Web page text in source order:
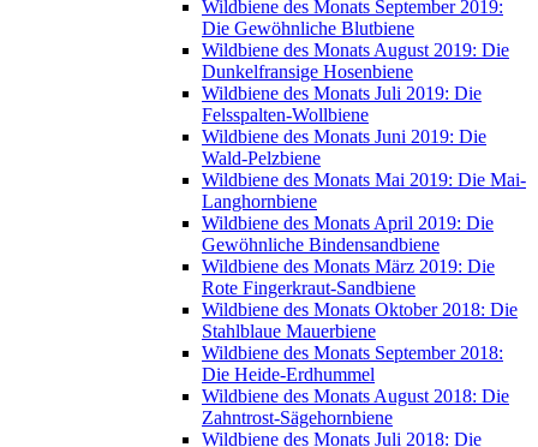
Wildbiene des Monats September 2019:
Die Gewöhnliche Blutbiene
Wildbiene des Monats August 2019: Die
Dunkelfransige Hosenbiene
Wildbiene des Monats Juli 2019: Die
Felsspalten-Wollbiene
Wildbiene des Monats Juni 2019: Die
Wald-Pelzbiene
Wildbiene des Monats Mai 2019: Die Mai-
Langhornbiene
Wildbiene des Monats April 2019: Die
Gewöhnliche Bindensandbiene
Wildbiene des Monats März 2019: Die
Rote Fingerkraut-Sandbiene
Wildbiene des Monats Oktober 2018: Die
Stahlblaue Mauerbiene
Wildbiene des Monats September 2018:
Die Heide-Erdhummel
Wildbiene des Monats August 2018: Die
Zahntrost-Sägehornbiene
Wildbiene des Monats Juli 2018: Die